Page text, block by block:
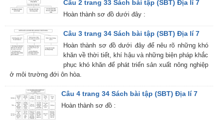
Câu 2 trang 33 Sách bài tập (SBT) Địa lí 7
Hoàn thành sơ đồ dưới đây :
Câu 3 trang 34 Sách bài tập (SBT) Địa lí 7
Hoàn thành sơ đồ dưới đây để nêu rõ những khó
khăn về thời tiết, khí hậu và những biện pháp khắc
phục khó khăn để phát triển sản xuất nông nghiệp
ở môi trường đới ôn hòa.
Câu 4 trang 34 Sách bài tập (SBT) Địa lí 7
Hoàn thành sơ đồ :